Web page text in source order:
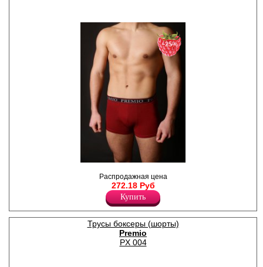
по поясу жаккардовая
резинка с надписью " Premio"
Лайкра 5%
Хлопок 95%
−25%
Распродажная цена
272.18 Руб
Купить
Трусы боксеры (шорты)
Premio
PX 004